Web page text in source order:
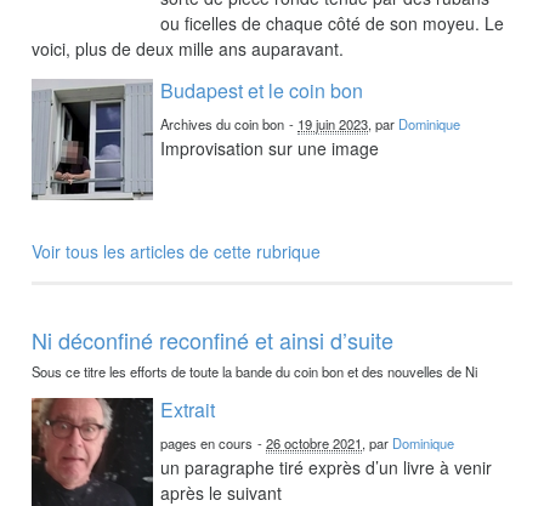
ou ficelles de chaque côté de son moyeu. Le
voici, plus de deux mille ans auparavant.
Budapest et le coin bon
Archives du coin bon - 19 juin 2023, par Dominique
Improvisation sur une image
Voir tous les articles de cette rubrique
Ni déconfiné reconfiné et ainsi d’suite
Sous ce titre les efforts de toute la bande du coin bon et des nouvelles de Ni
Extrait
pages en cours -26 octobre 2021, par Dominique
un paragraphe tiré exprès d’un livre à venir
après le suivant